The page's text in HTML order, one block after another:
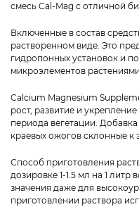
смесь Cal-Mag с отличной
Включенные в состав
растворенном виде. Это
гидропонных установок и
микроэлементов
Calcium Magnesium
рост, развитие и
периода вегетации.
краевых ожогов склонные к
Способ приготовления
дозировке 1-1.5 мл на 1 литр
значения даже для
приготовлении раствора